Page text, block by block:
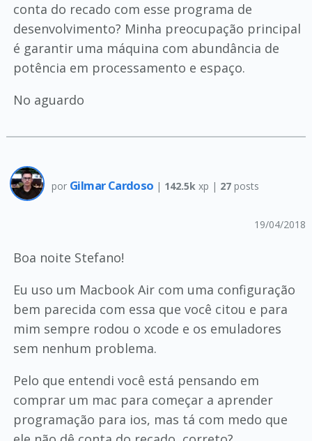
conta do recado com esse programa de
desenvolvimento? Minha preocupação principal
é garantir uma máquina com abundância de
potência em processamento e espaço.
No aguardo
por Gilmar Cardoso | 142.5k xp | 27posts
19/04/2018
Boa noite Stefano!
Eu uso um Macbook Air com uma configuração
bem parecida com essa que você citou e para
mim sempre rodou o xcode e os emuladores
sem nenhum problema.
Pelo que entendi você está pensando em
comprar um mac para começar a aprender
programação para ios, mas tá com medo que